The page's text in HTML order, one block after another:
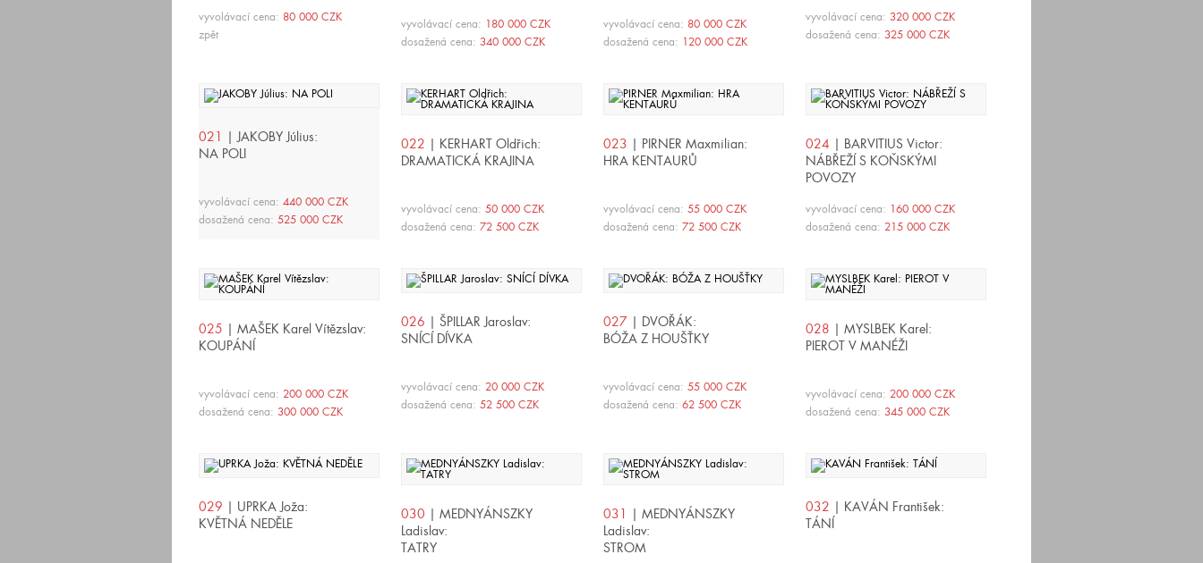
vyvolávací cena: 80 000 CZK
zpět
vyvolávací cena: 180 000 CZK
dosažená cena: 340 000 CZK
vyvolávací cena: 80 000 CZK
dosažená cena: 120 000 CZK
vyvolávací cena: 320 000 CZK
dosažená cena: 325 000 CZK
021 | JAKOBY Július:
NA POLI
vyvolávací cena: 440 000 CZK
dosažená cena: 525 000 CZK
022 | KERHART Oldřich:
DRAMATICKÁ KRAJINA
vyvolávací cena: 50 000 CZK
dosažená cena: 72 500 CZK
023 | PIRNER Maxmilian:
HRA KENTAURŮ
vyvolávací cena: 55 000 CZK
dosažená cena: 72 500 CZK
024 | BARVITIUS Victor:
NÁBŘEŽÍ S KOŇSKÝMI
POVOZY
vyvolávací cena: 160 000 CZK
dosažená cena: 215 000 CZK
025 | MAŠEK Karel Vítězslav:
KOUPÁNÍ
vyvolávací cena: 200 000 CZK
dosažená cena: 300 000 CZK
026 | ŠPILLAR Jaroslav:
SNÍCÍ DÍVKA
vyvolávací cena: 20 000 CZK
dosažená cena: 52 500 CZK
027 | DVOŘÁK:
BÓŽA Z HOUŠŤKY
vyvolávací cena: 55 000 CZK
dosažená cena: 62 500 CZK
028 | MYSLBEK Karel:
PIEROT V MANÉŽI
vyvolávací cena: 200 000 CZK
dosažená cena: 345 000 CZK
029 | UPRKA Joža:
KVĚTNÁ NEDĚLE
030 | MEDNYÁNSZKY
Ladislav:
TATRY
031 | MEDNYÁNSZKY
Ladislav:
STROM
032 | KAVÁN František:
TÁNÍ